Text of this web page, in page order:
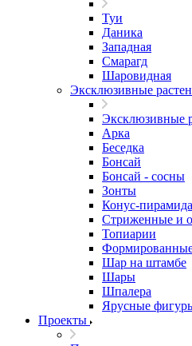
Туи
Даника
Западная
Смарагд
Шаровидная
Эксклюзивные
Эксклюзивные
Арка
Беседка
Бонсай
Бонсай - сосны
Зонты
Конус-
Стриженные и
Топиарии
Шар на штамбе
Шары
Шпалера
Ярусные
Проекты